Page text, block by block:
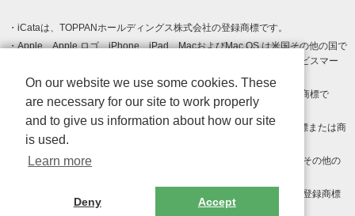
iCataは、TOPPANホールディングス株式会社の登録商標です。
Apple、Apple ロゴ、iPhone、iPad、MacおよびMac OS は米国その他の国で
登録された Apple Inc. の商標です。App Store は Apple Inc. のサービスマー
クです。
Android、Google Play および Google Play ロゴ は Google LLC の商標で
す。
Windows は Microsoft Inc.の米国およびその他の国における登録商標または商
標です。
Adobe、Adobe Reader、Adobe PDF は、Adobe Inc.の米国およびその他の
その他、記載されている会社名、商品名、ロゴは各社の商標または登録商標
On our website we use some cookies. These
are necessary for our site to work properly
and to give us information about how our site
is used.
Learn more
Deny Accept